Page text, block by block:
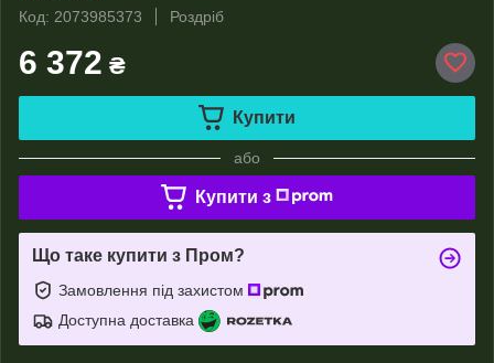
Код: 2073985373
Роздріб
6 372 ₴
Купити
або
Купити з
Що таке купити з Пром?
Замовлення під захистом
Доступна доставка